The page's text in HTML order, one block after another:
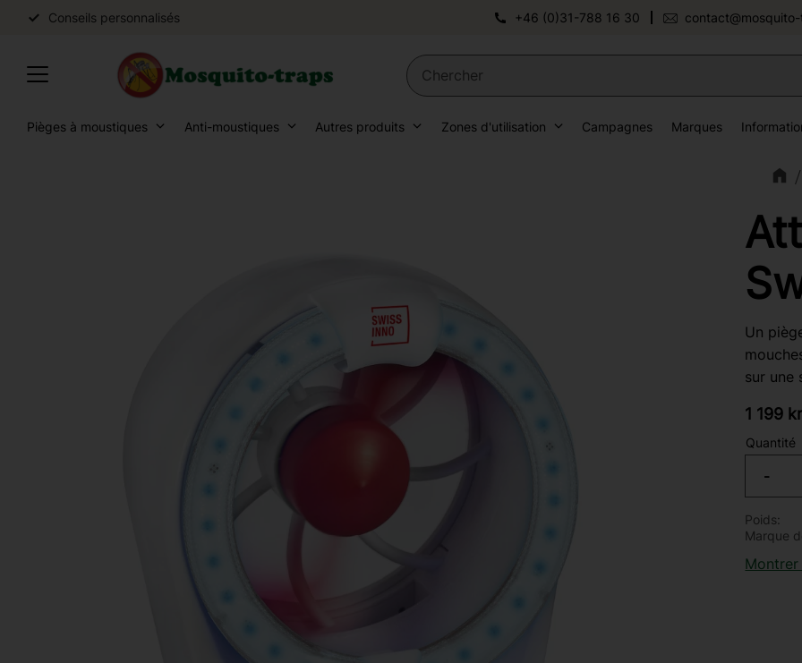
Conseils personnalisés +46 (0)31-788 16 30
Pièges à moustiques Anti-moustiques Autres produits Zones d'utilisation Campagnes Marques
Un
sur une
1 199
Quantité
-
Poids
Marque